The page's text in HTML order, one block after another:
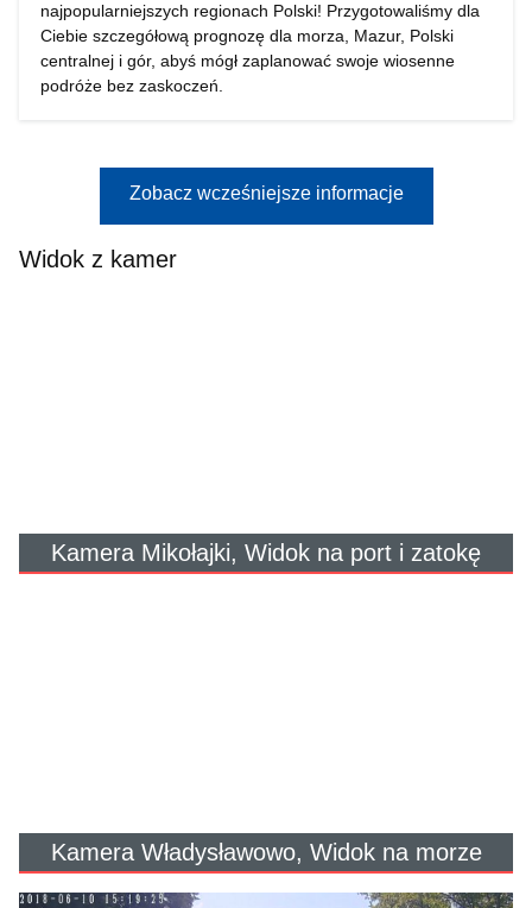
najpopularniejszych regionach Polski! Przygotowaliśmy dla
Ciebie szczegółową prognozę dla morza, Mazur, Polski
centralnej i gór, abyś mógł zaplanować swoje wiosenne
podróże bez zaskoczeń.
Zobacz wcześniejsze informacje
Widok z kamer
Kamera Mikołajki, Widok na port i zatokę
Kamera Władysławowo, Widok na morze